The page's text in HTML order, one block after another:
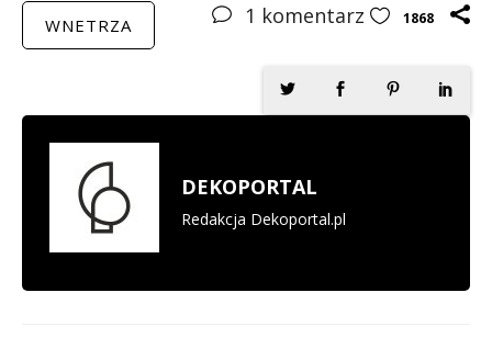
WNETRZA 1 komentarz 1868
DEKOPORTAL
Redakcja Dekoportal.pl